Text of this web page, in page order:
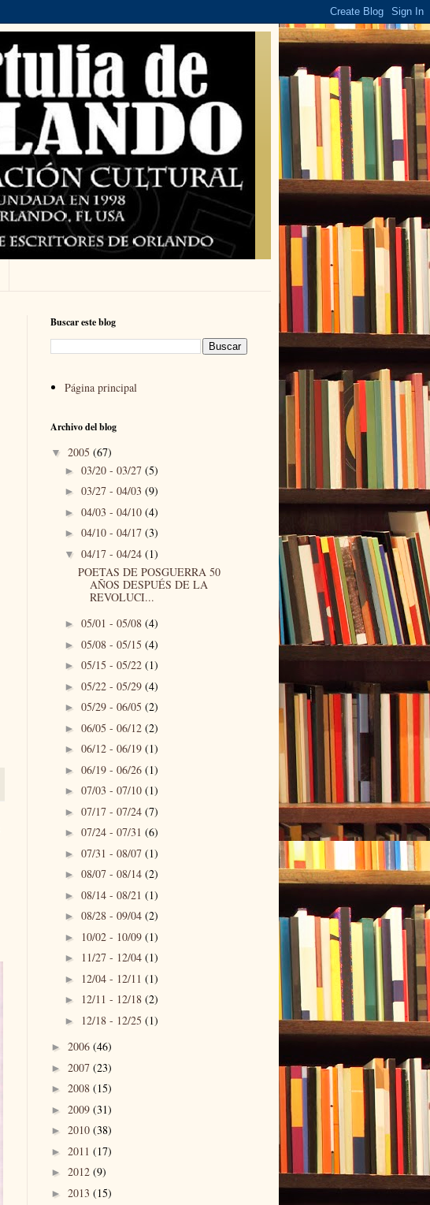
Buscar este blog
Página principal
Archivo del blog
▼ 2005 (67)
► 03/20 - 03/27 (5)
► 03/27 - 04/03 (9)
► 04/03 - 04/10 (4)
► 04/10 - 04/17 (3)
▼ 04/17 - 04/24 (1)
POETAS DE POSGUERRA 50
AÑOS DESPUÉS DE LA
REVOLUCI...
► 05/01 - 05/08 (4)
► 05/08 - 05/15 (4)
► 05/15 - 05/22 (1)
► 05/22 - 05/29 (4)
► 05/29 - 06/05 (2)
► 06/05 - 06/12 (2)
► 06/12 - 06/19 (1)
► 06/19 - 06/26 (1)
► 07/03 - 07/10 (1)
► 07/17 - 07/24 (7)
► 07/24 - 07/31 (6)
► 07/31 - 08/07 (1)
► 08/07 - 08/14 (2)
► 08/14 - 08/21 (1)
► 08/28 - 09/04 (2)
► 10/02 - 10/09 (1)
► 11/27 - 12/04 (1)
► 12/04 - 12/11 (1)
► 12/11 - 12/18 (2)
► 12/18 - 12/25 (1)
► 2006 (46)
► 2007 (23)
► 2008 (15)
► 2009 (31)
► 2010 (38)
► 2011 (17)
► 2012 (9)
► 2013 (15)